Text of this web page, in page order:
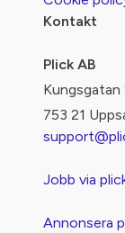
Kontakt
Plick AB
Kungsgatan
753 21
Jobb via
Annonsera